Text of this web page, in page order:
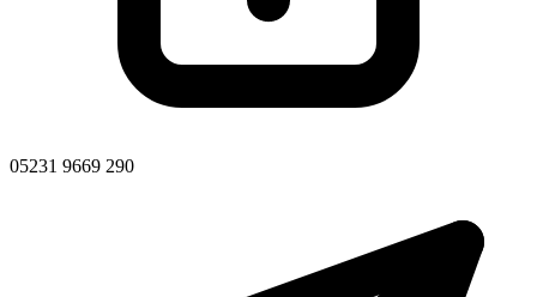
05231 9669 290